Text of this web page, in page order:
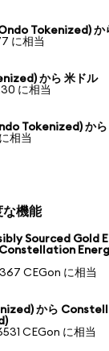
Tokenized) か
に相当
から 米ドル
に相当
Tokenized) から
相当
な機能
Sourced Gold
CEGon に相当
から
CEGon に相当